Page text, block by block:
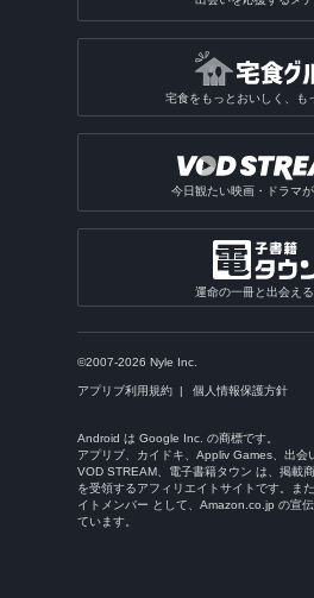
宅食をもっとおいしく、も
今日観たい映画・ドラマ
運命の一冊と出会え
©2007-2026 Nyle Inc.
アプリブ利用規約 個人情報保護方針
Android は Google Inc. の商標です。
アプリブ、カイドキ、Appliv Games、出会
VOD STREAM、電子書籍タウン は、掲載
を受領するアフィリエイトサイトです。ま
イトメンバー として、Amazon.co.jp の宣
ています。